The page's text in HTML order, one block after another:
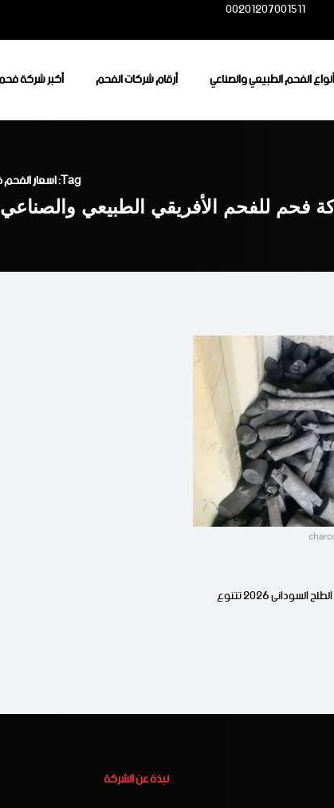
00201207001511
أكبر شركة أرقام شركات الفحم أنواع الفحم الطبيعي والصناعي
Tag: اسعار الفحم في العراق
فحم للفحم الأفريقي الطبيعي والصناعي
أسعار فحم الطلح السوداني سعر فحم الطلح السودانى 2026 تتنوع
نبذة عن الشركة